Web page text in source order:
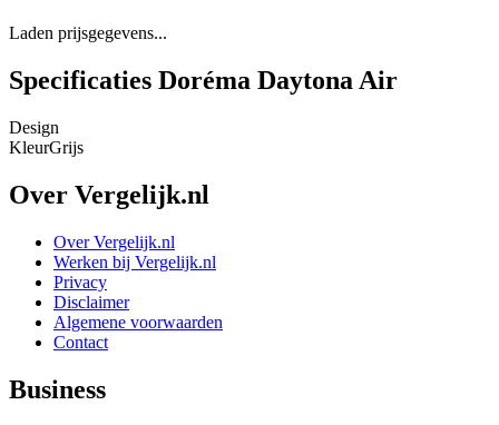
Laden prijsgegevens...
Specificaties Doréma Daytona Air
Design
KleurGrijs
Over Vergelijk.nl
Over Vergelijk.nl
Werken bij Vergelijk.nl
Privacy
Disclaimer
Algemene voorwaarden
Contact
Business